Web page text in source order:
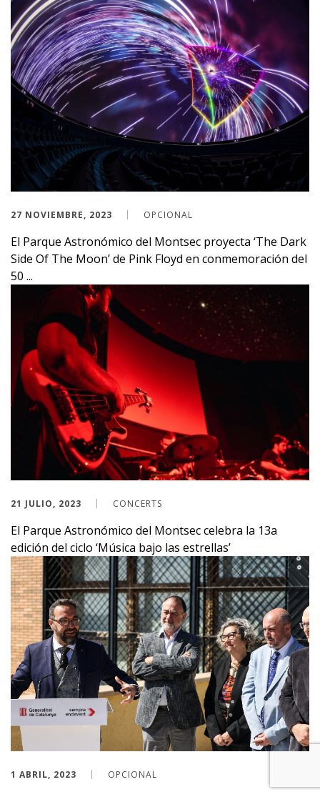
27 NOVIEMBRE, 2023 OPCIONAL
El Parque Astronómico del Montsec proyecta ‘The Dark
Side Of The Moon’ de Pink Floyd en conmemoración del
50 ...
21 JULIO, 2023 CONCERTS
El Parque Astronómico del Montsec celebra la 13a
edición del ciclo ‘Música bajo las estrellas’
1 ABRIL, 2023 OPCIONAL